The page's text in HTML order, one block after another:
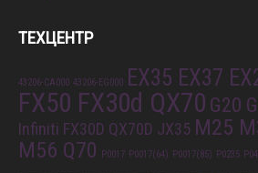
ТЕХЦЕНТР
43206-CA000 43206-EG000 EX35 EX37
FX50 FX30d QX70 G20
Infiniti FX30D QX70D JX35 M25
M56 Q70
P0017 P0017(64) P0017(85) P0235